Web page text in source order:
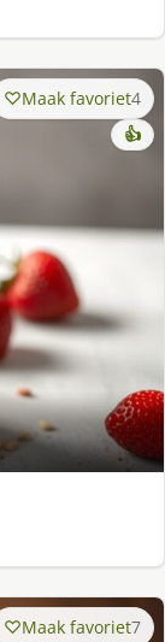
Maak favoriet4
👍
Maak favoriet7